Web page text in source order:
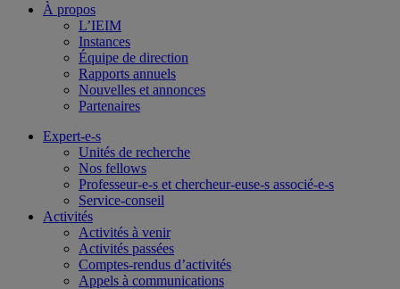
À propos
L’IEIM
Instances
Équipe de direction
Rapports annuels
Nouvelles et annonces
Partenaires
Expert-e-s
Unités de recherche
Nos fellows
Professeur-e-s et chercheur-euse-s associé-e-s
Service-conseil
Activités
Activités à venir
Activités passées
Comptes-rendus d’activités
Appels à communications